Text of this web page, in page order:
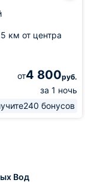
км от центра
от4 800руб.
за 1 ночь
240 бонусов
Вод